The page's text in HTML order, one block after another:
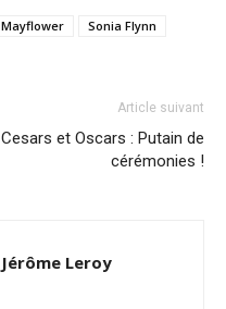
Mayflower Sonia Flynn
Article suivant
Cesars et Oscars : Putain de
cérémonies !
Jérôme Leroy